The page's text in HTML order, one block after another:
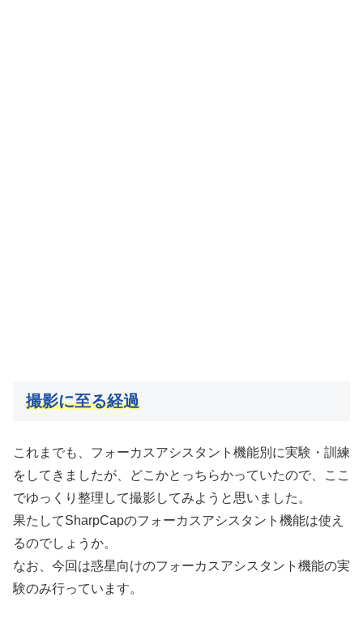
撮影に至る経過
これまでも、フォーカスアシスタント機能別に実験・訓練
をしてきましたが、どこかとっちらかっていたので、ここ
でゆっくり整理して撮影してみようと思いました。
果たしてSharpCapのフォーカスアシスタント機能は使え
るのでしょうか。
なお、今回は惑星向けのフォーカスアシスタント機能の実
験のみ行っています。